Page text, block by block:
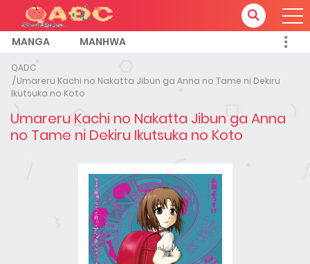
MANGA MANHWA
QADC
Umareru Kachi no Nakatta Jibun ga Anna no Tame ni Dekiru
Ikutsuka no Koto
Umareru Kachi no Nakatta Jibun ga Anna
no Tame ni Dekiru Ikutsuka no Koto